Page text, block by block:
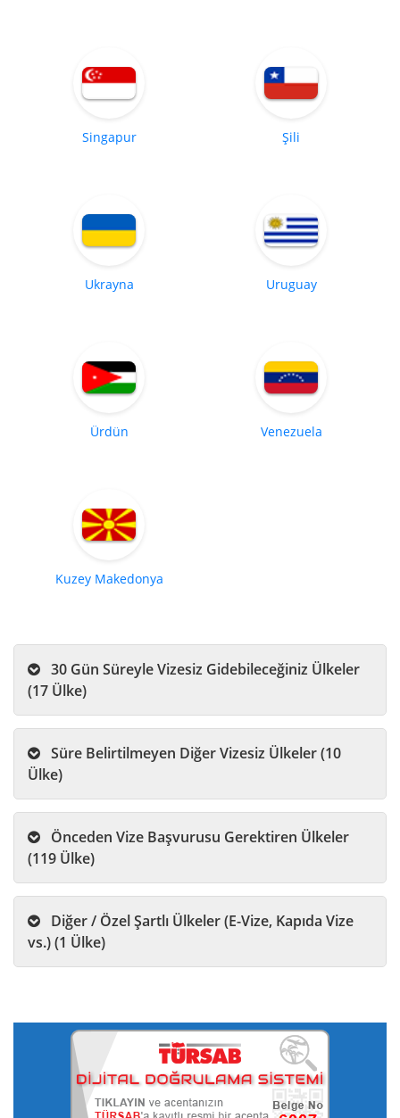
Singapur Şili
Ukrayna Uruguay
Ürdün Venezuela
Kuzey Makedonya
(17 Ülke)
Ülke)
(119 Ülke)
vs.) (1 Ülke)